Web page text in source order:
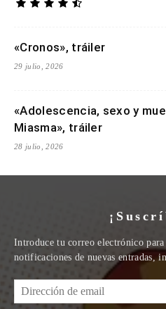
«Cronos», tráiler
29 julio, 2026
«Adolescencia, sexo y
Miasma», tráiler
28 julio, 2026
Introduce tu correo electrónico
notificaciones de nuevas entradas,
Dirección
de